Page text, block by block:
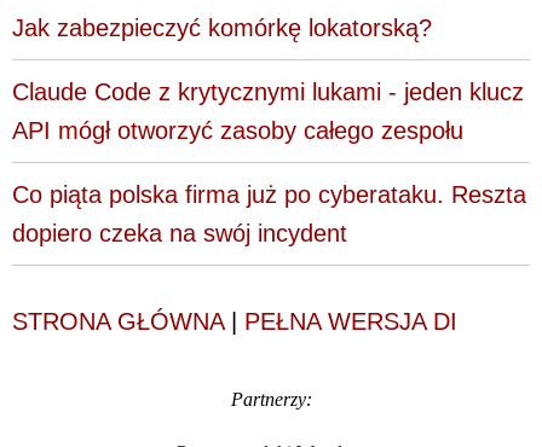
Jak zabezpieczyć komórkę lokatorską?
Claude Code z krytycznymi lukami - jeden klucz
API mógł otworzyć zasoby całego zespołu
Co piąta polska firma już po cyberataku. Reszta
dopiero czeka na swój incydent
STRONA GŁÓWNA| PEŁNA WERSJA DI
Partnerzy: